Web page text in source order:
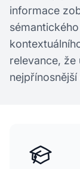
informace
relevance, že